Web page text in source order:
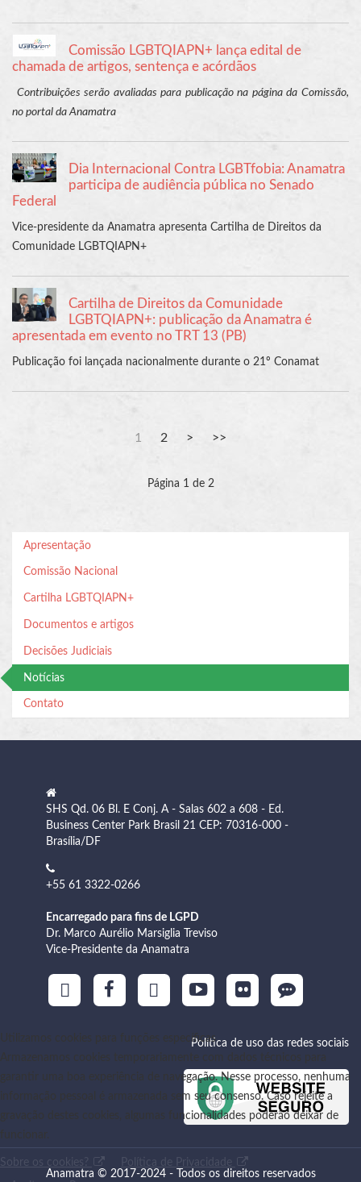
Comissão LGBTQIAPN+ lança edital de
chamada de artigos, sentença e acórdãos
Contribuições serão avaliadas para publicação na página da Comissão,
no portal da Anamatra
Dia Internacional Contra LGBTfobia: Anamatra
participa de audiência pública no Senado
Federal
Vice-presidente da Anamatra apresenta Cartilha de Direitos da
Comunidade LGBTQIAPN+
Cartilha de Direitos da Comunidade
LGBTQIAPN+: publicação da Anamatra é
apresentada em evento no TRT 13 (PB)
Publicação foi lançada nacionalmente durante o 21º Conamat
1 2
Página 1 de 2
Apresentação
Comissão Nacional
Cartilha LGBTQIAPN+
Documentos e artigos
Decisões Judiciais
Notícias
Contato
SHS Qd. 06 Bl. E Conj. A - Salas 602 a 608 - Ed.
Business Center Park Brasil 21 CEP: 70316-000 -
Brasília/DF
+55 61 3322-0266
Encarregado para fins de LGPD
Dr. Marco Aurélio Marsiglia Treviso
Vice-Presidente da Anamatra
Política de uso das redes sociais
Anamatra © 2017-2024 - Todos os direitos reservados
Utilizamos cookies para funções específicas
Armazenamos cookies temporariamente com dados técnicos para
garantir uma boa experiência de navegação. Nesse processo, nenhuma
informação pessoal é armazenada sem seu consenso. Caso rejeite a
gravação destes cookies, algumas funcionalidades poderão deixar de
funcionar.
Sobre os cookies? Política de Privacidade